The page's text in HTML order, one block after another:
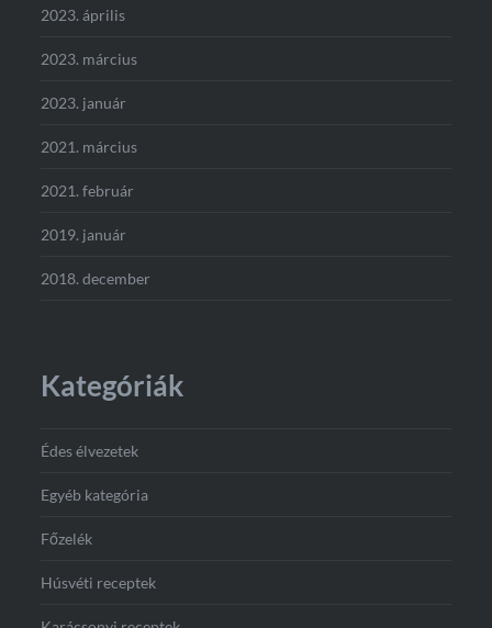
2023. április
2023. március
2023. január
2021. március
2021. február
2019. január
2018. december
Kategóriák
Édes élvezetek
Egyéb kategória
Főzelék
Húsvéti receptek